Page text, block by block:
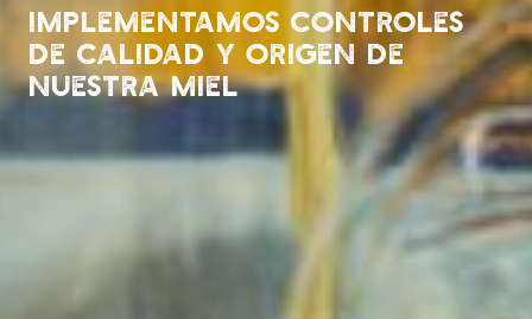
Implementamos controles
de calidad y origen de
nuestra miel